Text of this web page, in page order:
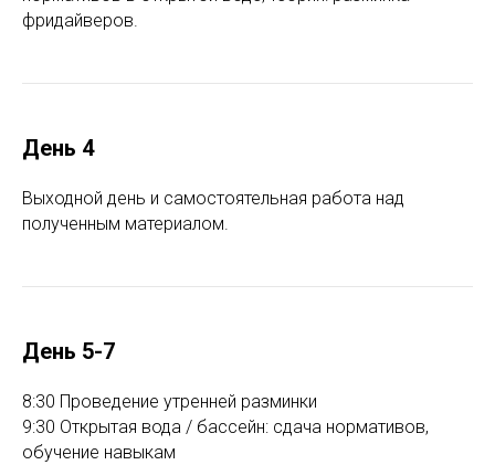
фридайверов.
День 4
Выходной день и самостоятельная работа над
полученным материалом.
День 5-7
8:30 Проведение утренней разминки
9:30 Открытая вода / бассейн: сдача нормативов,
обучение навыкам